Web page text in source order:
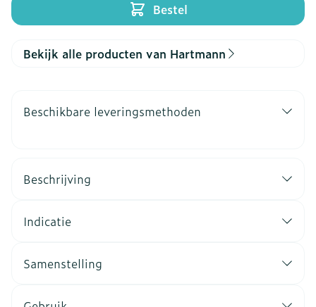
Bestel
Bekijk alle producten van Hartmann
Beschikbare leveringsmethoden
Beschrijving
Indicatie
Samenstelling